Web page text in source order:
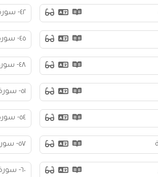
٤٢- سورة الشورى
٤٥- سورة الجاثية
٤٨- سورة الفتح
٥١- سورة الذاريات
٥٤- سورة القمر
٥٧- سورة الحديد
٦٠- سورة الممتحنة